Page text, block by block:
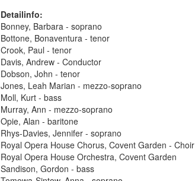
Detailinfo:
Bonney, Barbara - soprano
Bottone, Bonaventura - tenor
Crook, Paul - tenor
Davis, Andrew - Conductor
Dobson, John - tenor
Jones, Leah Marian - mezzo-soprano
Moll, Kurt - bass
Murray, Ann - mezzo-soprano
Opie, Alan - baritone
Rhys-Davies, Jennifer - soprano
Royal Opera House Chorus, Covent Garden - Choir
Royal Opera House Orchestra, Covent Garden
Sandison, Gordon - bass